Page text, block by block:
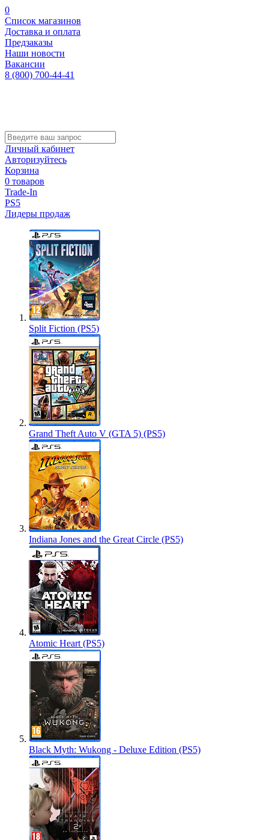
0
Список магазинов
Доставка и оплата
Предзаказы
Наши новости
Вакансии
8 (800) 700-44-41
Личный кабинет
Авторизуйтесь
Корзина
0 товаров
Trade-In
PS5
Лидеры продаж
Split Fiction (PS5)
Grand Theft Auto V (GTA 5) (PS5)
Indiana Jones and the Great Circle (PS5)
Atomic Heart (PS5)
Black Myth: Wukong - Deluxe Edition (PS5)